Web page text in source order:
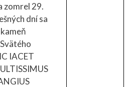
zomrel 29.
dní sa
IACET